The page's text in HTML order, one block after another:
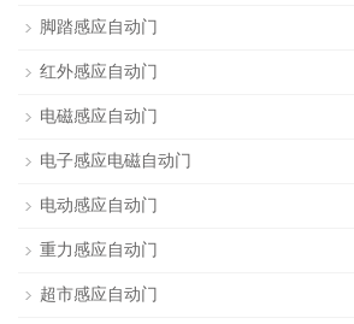
脚踏感应自动门
红外感应自动门
电磁感应自动门
电子感应电磁自动门
电动感应自动门
重力感应自动门
超市感应自动门